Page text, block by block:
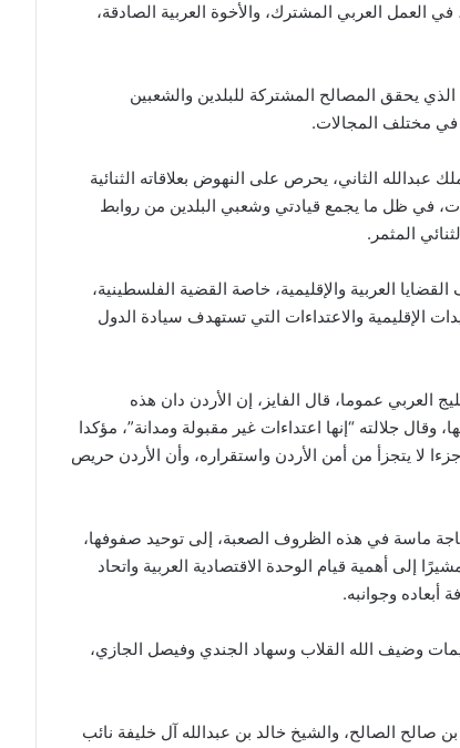
العمل العربي المشترك، والأخوة العربية الصادقة،
يحقق المصالح المشتركة للبلدين والشعبين
في مختلف المجالات.
عبدالله الثاني، يحرص على النهوض بعلاقاته الثنائية
في ظل ما يجمع قيادتي وشعبي البلدين من روابط
المثمر.
العربية والإقليمية، خاصة القضية الفلسطينية،
الإقليمية والاعتداءات التي تستهدف سيادة الدول
العربي عموما، قال الفايز، إن الأردن دان هذه
وقال جلالته “إنها اعتداءات غير مقبولة ومدانة”، مؤكدا
لا يتجزأ من أمن الأردن واستقراره، وأن الأردن حريص
ماسة في هذه الظروف الصعبة، إلى توحيد صفوفها،
إلى أهمية قيام الوحدة الاقتصادية العربية واتحاد
وجوانبه.
وضيف الله القلاب وسهاد الجندي وفيصل الجازي،
الصالح، والشيخ خالد بن عبدالله آل خليفة نائب